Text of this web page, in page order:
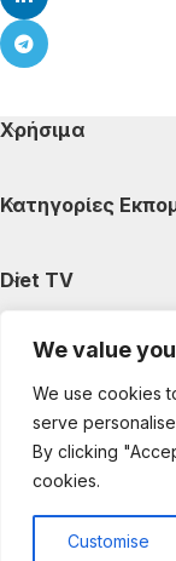
We value
We use cookies
serve
By clicking
cookies.
Customise
Χρήσιμα
Κατηγορίες
Diet TV
Κατηγορίες
Ακολουθήστε
Copyright © 2025
0